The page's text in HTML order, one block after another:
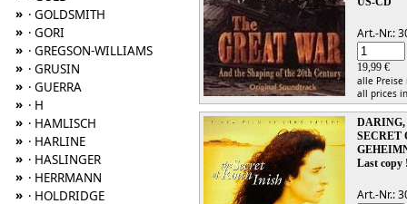
» · GOLDSMITH
» · GORI
» · GREGSON-WILLIAMS
» · GRUSIN
» · GUERRA
» · H
» · HAMLISCH
» · HARLINE
» · HASLINGER
» · HERRMANN
» · HOLDRIDGE
Art.-Nr.:
19,99 €
alle
all prices
SECRET
Last copy
Art.-Nr.: